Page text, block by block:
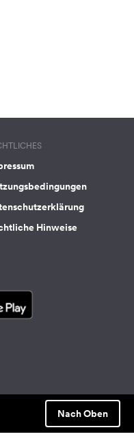
Hinweise
Nach Oben